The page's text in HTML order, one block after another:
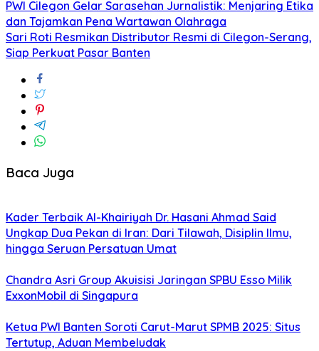
PWI Cilegon Gelar Sarasehan Jurnalistik: Menjaring Etika
dan Tajamkan Pena Wartawan Olahraga
Sari Roti Resmikan Distributor Resmi di Cilegon-Serang,
Siap Perkuat Pasar Banten
Baca Juga
Kader Terbaik Al-Khairiyah Dr. Hasani Ahmad Said
Ungkap Dua Pekan di Iran: Dari Tilawah, Disiplin Ilmu,
hingga Seruan Persatuan Umat
Chandra Asri Group Akuisisi Jaringan SPBU Esso Milik
ExxonMobil di Singapura
Ketua PWI Banten Soroti Carut-Marut SPMB 2025: Situs
Tertutup, Aduan Membeludak